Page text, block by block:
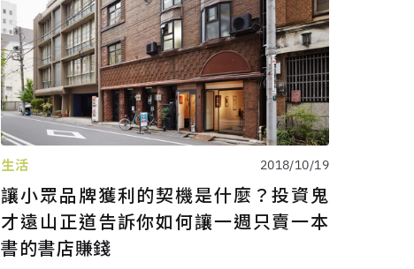
生活 2018/10/19
讓小眾品牌獲利的契機是什麼？投資鬼
才遠山正道告訴你如何讓一週只賣一本
書的書店賺錢